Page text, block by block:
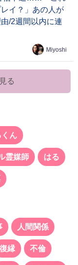
イ？」あの人が
/2週間以内に連
Miyoshi
る
ん
霊媒師 はる
人間関係
復縁 不倫